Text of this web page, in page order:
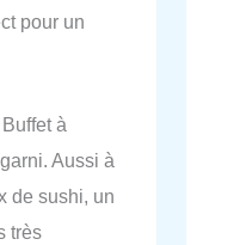
pour un
à
Aussi à
de sushi, un
très